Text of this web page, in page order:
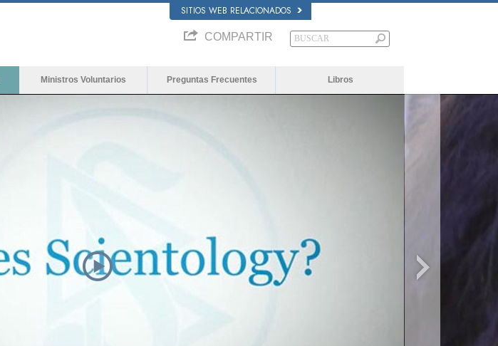
SITIOS WEB RELACIONADOS
COMPARTIR
Ministros Voluntarios Preguntas Frecuentes Libros